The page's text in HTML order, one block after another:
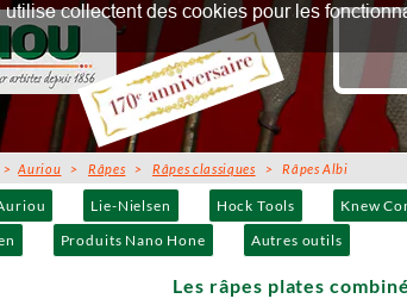
Lie-Nielsen Hock Tools Knew
Produits Nano Hone Autres outils
>Auriou >Râpes >Râpes classiques > Râpes Albi
Les râpes plates
collectent des cookies pour les